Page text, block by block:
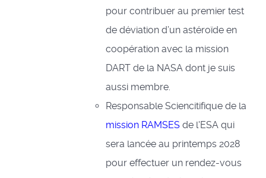
pour contribuer au premier test
de déviation d’un astéroïde en
coopération avec la mission
DART de la NASA dont je suis
aussi membre.
Responsable Sciencitifique de la
mission RAMSESde l'ESA qui
sera lancée au printemps 2028
pour effectuer un rendez-vous